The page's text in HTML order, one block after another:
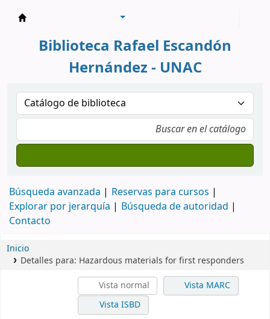
Biblioteca Rafael Escandón
Hernández - UNAC
Búsqueda avanzada
Reservas para cursos
Explorar por jerarquía
Búsqueda de autoridad
Contacto
Inicio
Detalles para: Hazardous materials for first responders
Vista normal
Vista MARC
Vista ISBD